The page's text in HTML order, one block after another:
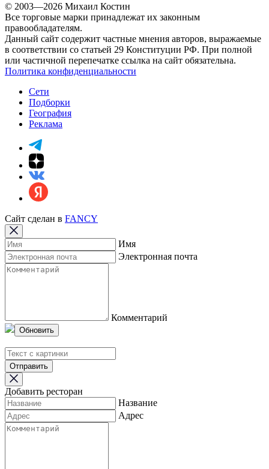
© 2003—2026 Михаил Костин
Все торговые марки принадлежат их законным
правообладателям.
Данный сайт содержит частные мнения авторов, выражаемые
в соответствии со статьей 29 Конституции РФ. При полной
или частичной перепечатке ссылка на сайт обязательна.
Политика конфиденциальности
Сети
Подборки
География
Реклама
Сайт сделан в FANCY
Имя
Электронная почта
Комментарий
Обновить
Отправить
Добавить ресторан
Название
Адрес